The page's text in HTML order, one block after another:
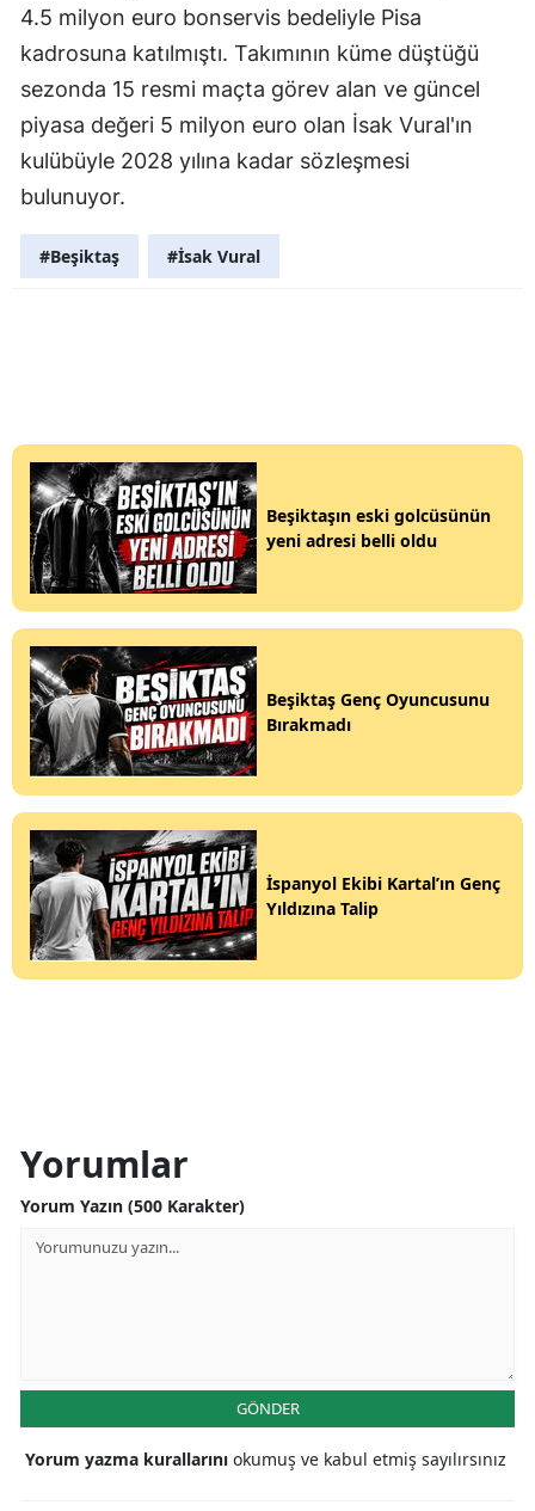
4.5 milyon euro bonservis bedeliyle Pisa
kadrosuna katılmıştı. Takımının küme düştüğü
sezonda 15 resmi maçta görev alan ve güncel
piyasa değeri 5 milyon euro olan İsak Vural'ın
kulübüyle 2028 yılına kadar sözleşmesi
bulunuyor.
#Beşiktaş #İsak Vural
Beşiktaşın eski golcüsünün
yeni adresi belli oldu
Beşiktaş Genç Oyuncusunu
Bırakmadı
İspanyol Ekibi Kartal’ın Genç
Yıldızına Talip
Yorumlar
Yorum Yazın (500 Karakter)
GÖNDER
Yorum yazma kurallarını okumuş ve kabul etmiş sayılırsınız